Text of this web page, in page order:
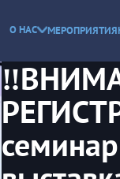
О НАС МЕРОПРИЯТИЯ